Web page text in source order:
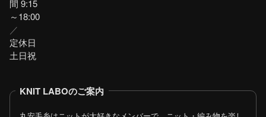
間 9:15
～18:00
／
定休日
土日祝
KNIT LABOのご案内